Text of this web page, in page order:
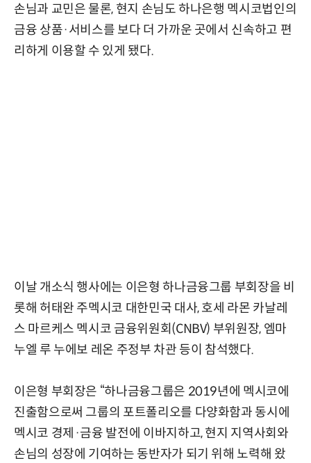
손님과 교민은 물론, 현지 손님도 하나은행 멕시코법인의
금융 상품·서비스를 보다 더 가까운 곳에서 신속하고 편
리하게 이용할 수 있게 됐다.
이날 개소식 행사에는 이은형 하나금융그룹 부회장을 비
롯해 허태완 주멕시코 대한민국 대사, 호세 라몬 카날레
스 마르케스 멕시코 금융위원회(CNBV) 부위원장, 엠마
누엘 루 누에보 레온 주정부 차관 등이 참석했다.
이은형 부회장은 “하나금융그룹은 2019년에 멕시코에
진출함으로써 그룹의 포트폴리오를 다양화함과 동시에
멕시코 경제·금융 발전에 이바지하고, 현지 지역사회와
손님의 성장에 기여하는 동반자가 되기 위해 노력해 왔